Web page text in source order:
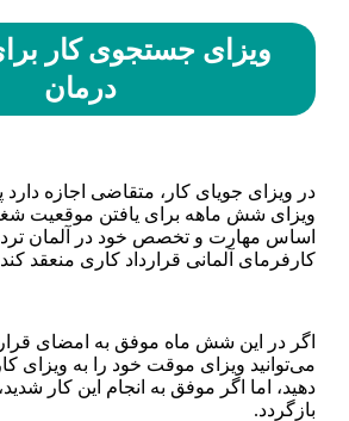
ویزای جستجوی کار
درمان
در ویزای جویای کار، متقاضی اجازه
ویزای شش ماهه برای یافتن موقعیت
اساس مهارت و تخصص خود در آلمان
کارفرمای آلمانی قرارداد کاری منعقد
اگر در این شش ماه موفق به امضای
دهید، اما اگر موفق به انجام این کار
بازگردد.